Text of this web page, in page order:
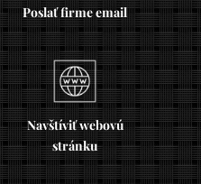
Poslať firme email
Navštíviť webovú
stránku